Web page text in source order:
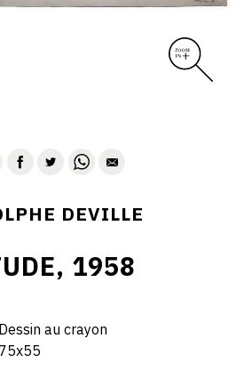
DEVILLE
1958
Dessin au crayon